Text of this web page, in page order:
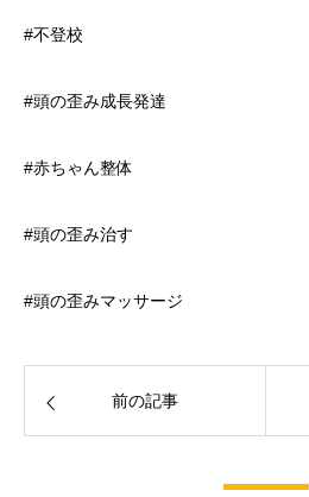
#不登校
#頭の歪み成長発達
#赤ちゃん整体
#頭の歪み治す
#頭の歪みマッサージ
前の記事